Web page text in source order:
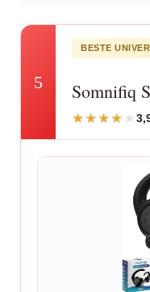
5
BESTE
Somnifiq